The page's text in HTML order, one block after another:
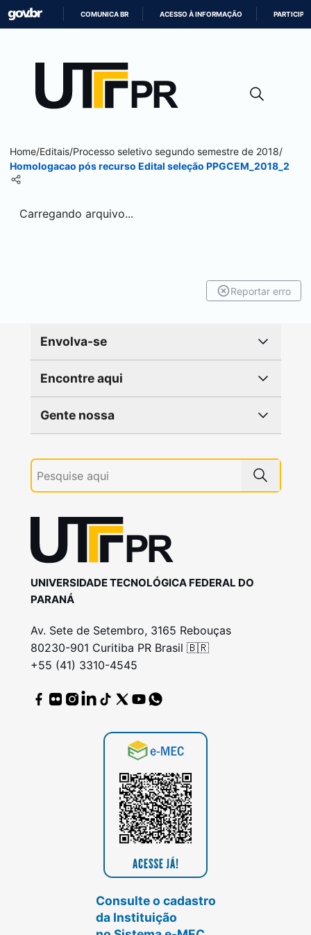
CONTEÚDO
COMUNICA BR ACESSO À INFORMAÇÃO PARTICIPE
Home/Editais/Processo seletivo segundo semestre de 2018/
Homologacao pós recurso Edital seleção PPGCEM_2018_2
Carregando arquivo...
Reportar erro
Envolva-se
Encontre aqui
Gente nossa
UNIVERSIDADE TECNOLÓGICA FEDERAL DO
PARANÁ
Av. Sete de Setembro, 3165 Rebouças
80230-901 Curitiba PR Brasil 🇧🇷
+55 (41) 3310-4545
Consulte o cadastro
da Instituição